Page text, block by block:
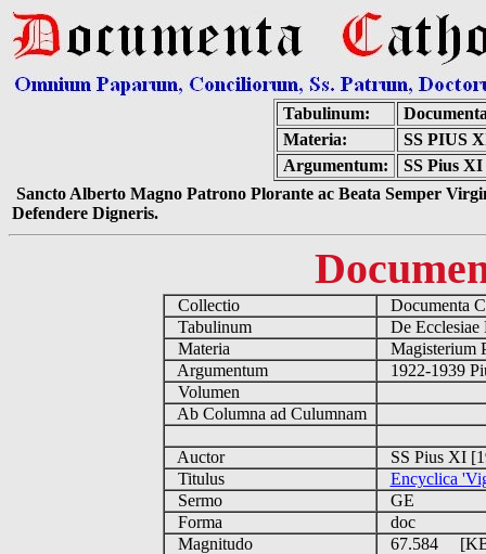
Tabulinum:
Materia:
SS PIUS
Argumentum:
SS Pius
Sancto Alberto Magno Patrono Plorante ac Beata Semper
Defendere Digneris.
Collectio
Documenta
Tabulinum
De
Materia
Magisterium
Argumentum
1922-1939
Volumen
Ab Columna ad Culumnam
Auctor
SS Pius XI
Titulus
Encyclica
Sermo
GE
Forma
doc
Magnitudo
67.584